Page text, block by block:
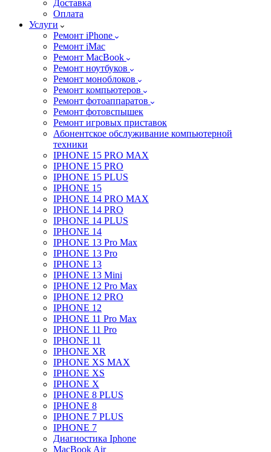
Доставка
Оплата
Услуги
Ремонт iPhone
Ремонт iMac
Ремонт MacBook
Ремонт ноутбуков
Ремонт моноблоков
Ремонт компьютеров
Ремонт фотоаппаратов
Ремонт фотовспышек
Ремонт игровых приставок
Абонентское обслуживание компьютерной
техники
IPHONE 15 PRO MAX
IPHONE 15 PRO
IPHONE 15 PLUS
IPHONE 15
IPHONE 14 PRO MAX
IPHONE 14 PRO
IPHONE 14 PLUS
IPHONE 14
IPHONE 13 Pro Max
IPHONE 13 Pro
IPHONE 13
IPHONE 13 Mini
IPHONE 12 Pro Max
IPHONE 12 PRO
IPHONE 12
IPHONE 11 Pro Max
IPHONE 11 Pro
IPHONE 11
IPHONE XR
IPHONE XS MAX
IPHONE XS
IPHONE X
IPHONE 8 PLUS
IPHONE 8
IPHONE 7 PLUS
IPHONE 7
Диагностика Iphone
MacBook Air